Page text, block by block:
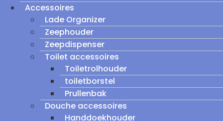
Accessoires
Lade Organizer
Zeephouder
Zeepdispenser
Toilet accessoires
Toiletrolhouder
toiletborstel
Prullenbak
Douche accessoires
Handdoekhouder